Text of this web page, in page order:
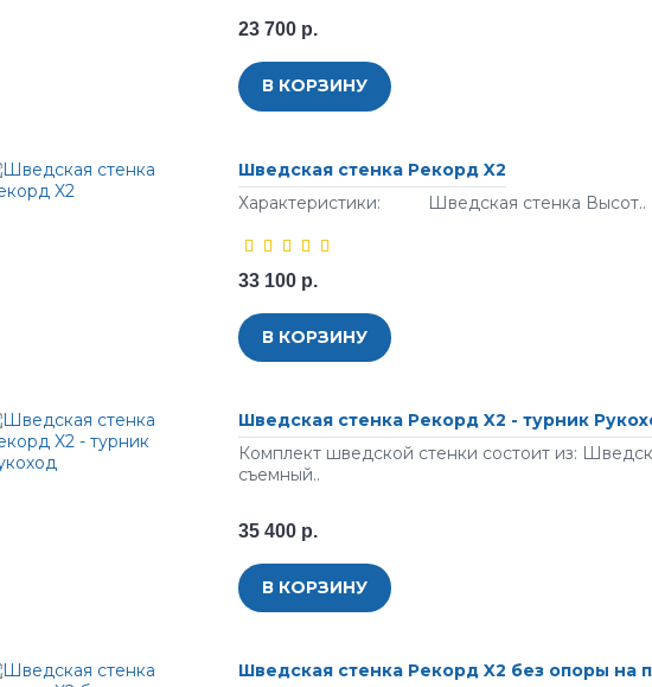
23 700 р.
В КОРЗИНУ
Шведская стенка Рекорд X2
Характеристики: Шведская стенка Высот..
33 100 р.
В КОРЗИНУ
Шведская стенка Рекорд X2 - турник
Комплект шведской стенки состоит из:
съемный..
35 400 р.
В КОРЗИНУ
Шведская стенка Рекорд X2 без опоры на